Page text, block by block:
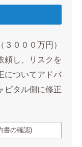
０００万円）
頼し、リスクを
についてアドバ
ピタル側に修正
書の確認)